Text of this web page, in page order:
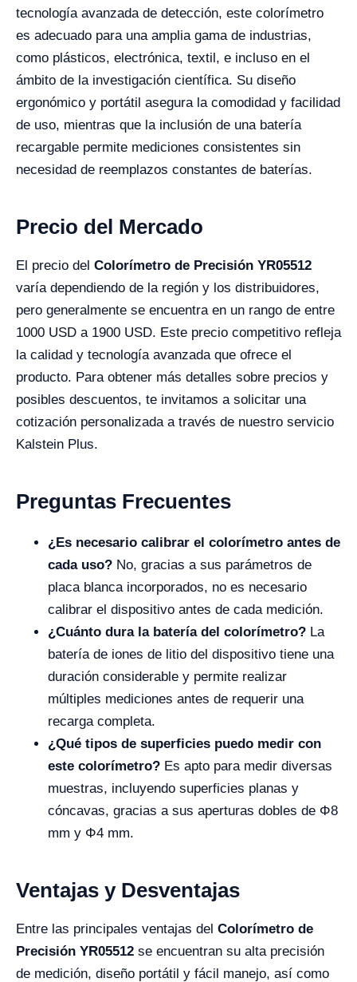
tecnología avanzada de detección, este colorímetro
es adecuado para una amplia gama de industrias,
como plásticos, electrónica, textil, e incluso en el
ámbito de la investigación científica. Su diseño
ergonómico y portátil asegura la comodidad y facilidad
de uso, mientras que la inclusión de una batería
recargable permite mediciones consistentes sin
necesidad de reemplazos constantes de baterías.
Precio del Mercado
El precio del Colorímetro de Precisión YR05512
varía dependiendo de la región y los distribuidores,
pero generalmente se encuentra en un rango de entre
1000 USD a 1900 USD. Este precio competitivo refleja
la calidad y tecnología avanzada que ofrece el
producto. Para obtener más detalles sobre precios y
posibles descuentos, te invitamos a solicitar una
cotización personalizada a través de nuestro servicio
Kalstein Plus.
Preguntas Frecuentes
¿Es necesario calibrar el colorímetro antes de
cada uso? No, gracias a sus parámetros de
placa blanca incorporados, no es necesario
calibrar el dispositivo antes de cada medición.
¿Cuánto dura la batería del colorímetro? La
batería de iones de litio del dispositivo tiene una
duración considerable y permite realizar
múltiples mediciones antes de requerir una
recarga completa.
¿Qué tipos de superficies puedo medir con
este colorímetro? Es apto para medir diversas
muestras, incluyendo superficies planas y
cóncavas, gracias a sus aperturas dobles de Φ8
mm y Φ4 mm.
Ventajas y Desventajas
Entre las principales ventajas del Colorímetro de
Precisión YR05512 se encuentran su alta precisión
de medición, diseño portátil y fácil manejo, así como